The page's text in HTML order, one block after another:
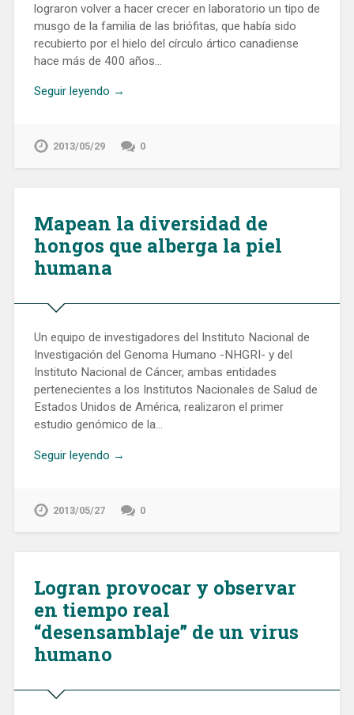
lograron volver a hacer crecer en laboratorio un tipo de
musgo de la familia de las briófitas, que había sido
recubierto por el hielo del círculo ártico canadiense
hace más de 400 años…
Seguir leyendo →
2013/05/29 0
Mapean la diversidad de
hongos que alberga la piel
humana
Un equipo de investigadores del Instituto Nacional de
Investigación del Genoma Humano -NHGRI- y del
Instituto Nacional de Cáncer, ambas entidades
pertenecientes a los Institutos Nacionales de Salud de
Estados Unidos de América, realizaron el primer
estudio genómico de la…
Seguir leyendo →
2013/05/27 0
Logran provocar y observar
en tiempo real
“desensamblaje” de un virus
humano